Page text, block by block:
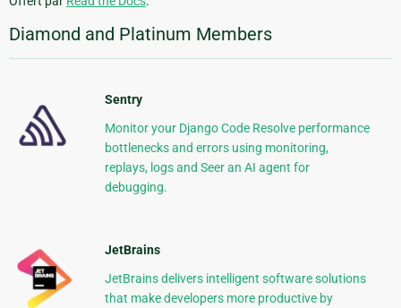
Diamond and Platinum Members
Sentry
Monitor your Django Code Resolve performance
bottlenecks and errors using monitoring,
replays, logs and Seer an AI agent for
debugging.
JetBrains
JetBrains delivers intelligent software solutions
that make developers more productive by